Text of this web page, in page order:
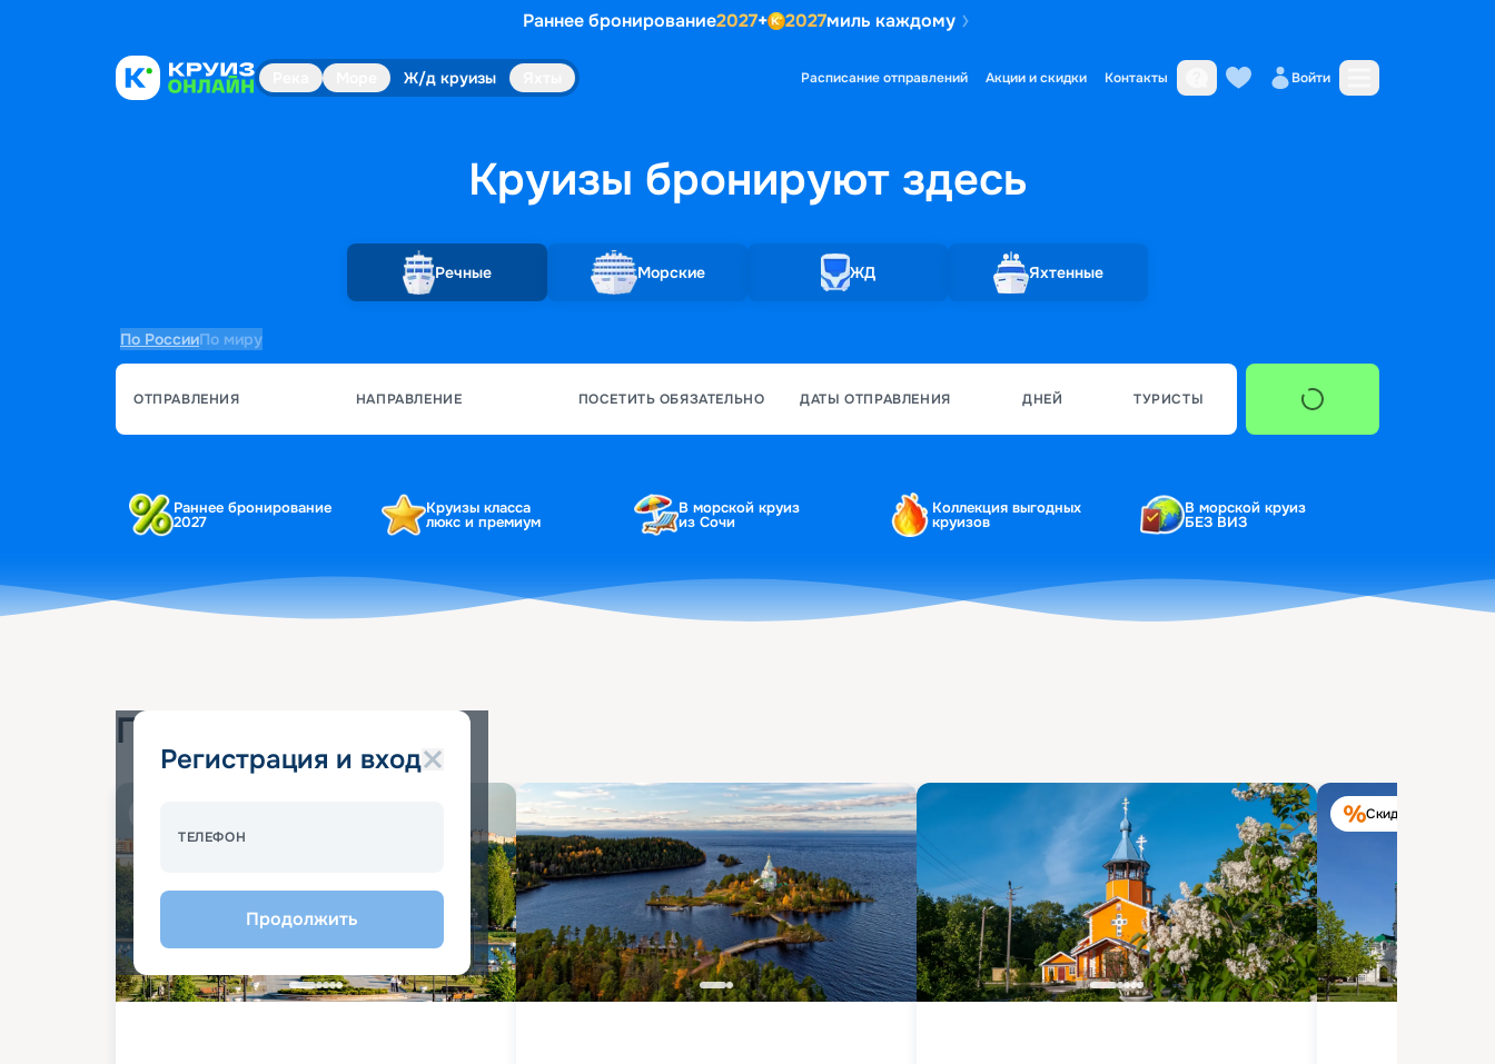
Раннее бронирование2027+ 2027миль каждому
Ж/д круизы Расписание отправлений Акции и скидки Контакты Войти
Круизы бронируютздесь
Речные Морские ЖД Яхтенные
По РоссииПо миру
ОТПРАВЛЕНИЯ НАПРАВЛЕНИЕ ПОСЕТИТЬ ОБЯЗАТЕЛЬНО ДАТЫ ОТПРАВЛЕНИЯ ДНЕЙ ТУРИСТЫ
Раннее бронирование
2027
Круизы класса
люкс и премиум
В морской круиз
из Сочи
Коллекция выгодных
круизов
В морской круиз
БЕЗ ВИЗ
Регистрация и вход
ТЕЛЕФОН
Продолжить
Популярные круизы
Скидка на круиз